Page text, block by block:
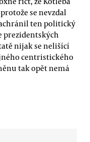
se nevzdal
ten politický
prezidentských
nijak se nelišící
centristického
tak opět nemá